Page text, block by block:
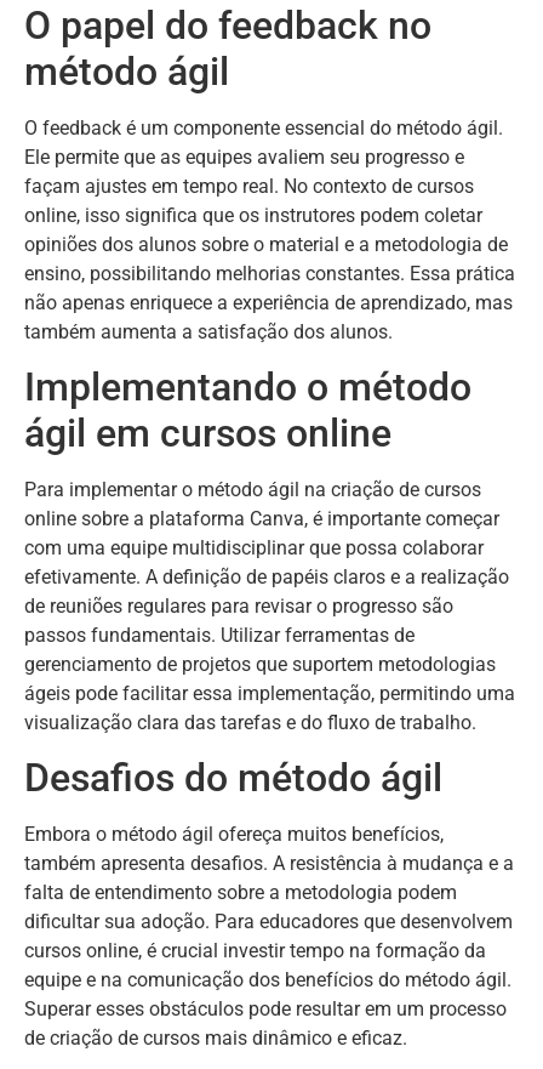
O papel do feedback no
método ágil
O feedback é um componente essencial do método ágil.
Ele permite que as equipes avaliem seu progresso e
façam ajustes em tempo real. No contexto de cursos
online, isso significa que os instrutores podem coletar
opiniões dos alunos sobre o material e a metodologia de
ensino, possibilitando melhorias constantes. Essa prática
não apenas enriquece a experiência de aprendizado, mas
também aumenta a satisfação dos alunos.
Implementando o método
ágil em cursos online
Para implementar o método ágil na criação de cursos
online sobre a plataforma Canva, é importante começar
com uma equipe multidisciplinar que possa colaborar
efetivamente. A definição de papéis claros e a realização
de reuniões regulares para revisar o progresso são
passos fundamentais. Utilizar ferramentas de
gerenciamento de projetos que suportem metodologias
ágeis pode facilitar essa implementação, permitindo uma
visualização clara das tarefas e do fluxo de trabalho.
Desafios do método ágil
Embora o método ágil ofereça muitos benefícios,
também apresenta desafios. A resistência à mudança e a
falta de entendimento sobre a metodologia podem
dificultar sua adoção. Para educadores que desenvolvem
cursos online, é crucial investir tempo na formação da
equipe e na comunicação dos benefícios do método ágil.
Superar esses obstáculos pode resultar em um processo
de criação de cursos mais dinâmico e eficaz.